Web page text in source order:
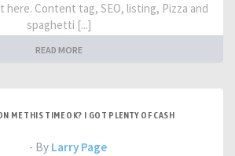
here. Content tag, SEO, listing, Pizza and
spaghetti [...]
READ MORE
ME THIS TIME OK? I GOT PLENTY OF CASH
- By Larry Page